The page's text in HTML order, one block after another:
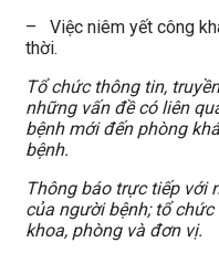
– Việc niêm yết công
thời.
Tổ chức thông tin,
những vấn đề có liên
bệnh mới đến phòng
bệnh.
Thông báo trực tiếp với
của người bệnh; tổ
khoa, phòng và đơn vị.